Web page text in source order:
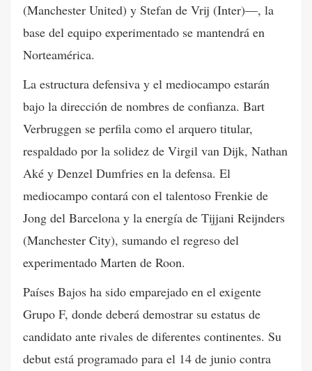
(Manchester United) y Stefan de Vrij (Inter)—, la
base del equipo experimentado se mantendrá en
Norteamérica.
La estructura defensiva y el mediocampo estarán
bajo la dirección de nombres de confianza. Bart
Verbruggen se perfila como el arquero titular,
respaldado por la solidez de Virgil van Dijk, Nathan
Aké y Denzel Dumfries en la defensa. El
mediocampo contará con el talentoso Frenkie de
Jong del Barcelona y la energía de Tijjani Reijnders
(Manchester City), sumando el regreso del
experimentado Marten de Roon.
Países Bajos ha sido emparejado en el exigente
Grupo F, donde deberá demostrar su estatus de
candidato ante rivales de diferentes continentes. Su
debut está programado para el 14 de junio contra